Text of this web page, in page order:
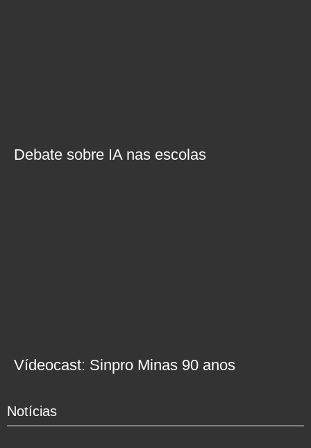
Debate sobre IA nas escolas
Vídeocast: Sinpro Minas 90 anos
Notícias